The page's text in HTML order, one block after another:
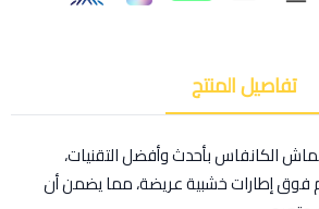
تفاصيل المنتج
الكانفاس بأحدث وأفضل التقنيات،
إطارات خشبية عريضة، مما يضمن أن